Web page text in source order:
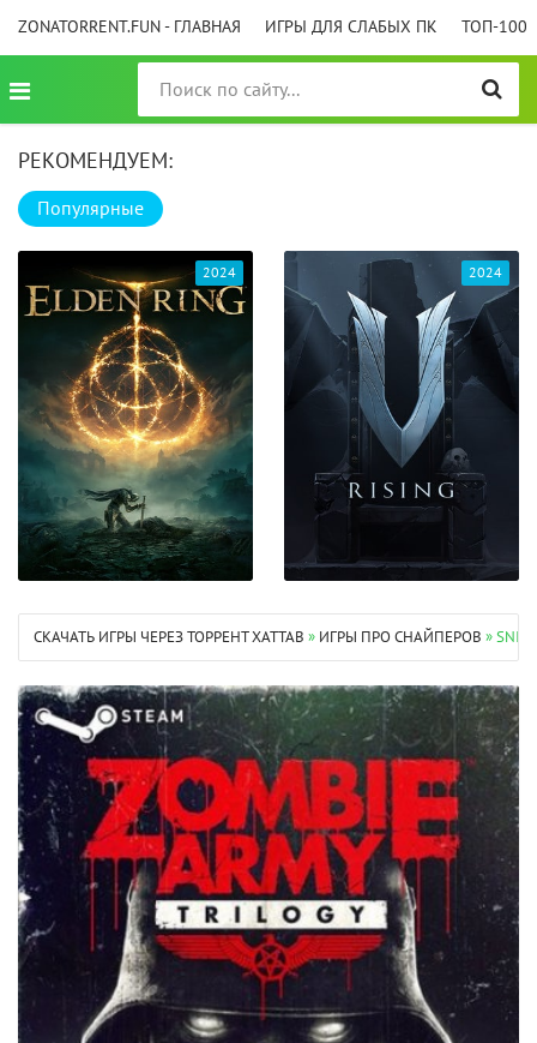
ZONATORRENT.FUN - ГЛАВНАЯ ИГРЫ ДЛЯ СЛАБЫХ ПК ТОП-100
РЕКОМЕНДУЕМ:
Популярные
2024 2024
СКАЧАТЬ ИГРЫ ЧЕРЕЗ ТОРРЕНТ XATTAB » ИГРЫ ПРО СНАЙПЕРОВ »